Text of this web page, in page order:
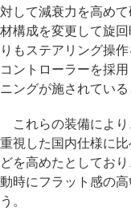
対して減衰力を高め
材構成を変更して旋
りもステアリング操
コントローラーを採
ニングが施されている
これらの装備により
重視した国内仕様に
どを高めたとしてお
動時にフラット感の
う。